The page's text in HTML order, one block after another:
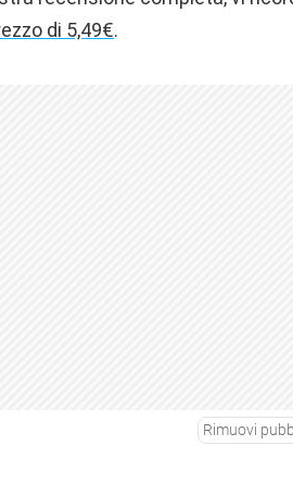
di 5,49€.
Rimuovi